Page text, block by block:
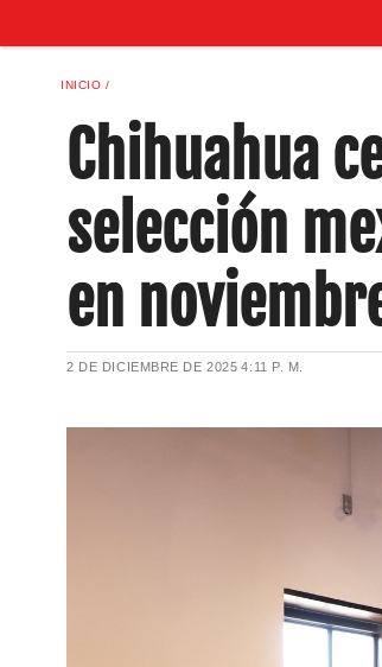
INICIO
Chihuahua
selección
en
2 DE DICIEMBRE DE 2025 4:11 P. M.